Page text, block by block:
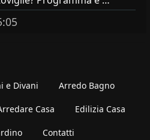
e Divani Arredo Bagno
Casa Edilizia Casa
Contatti